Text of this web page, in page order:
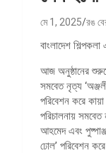
মে 1, 2025 রঙ
বাংলাদেশ
আজ অনুষ্ঠানের
সমবেত নৃত্য
পরিবেশন করে
পরিচালনায়
আহমেদ এবং
ঢোল’ পরিবেশন